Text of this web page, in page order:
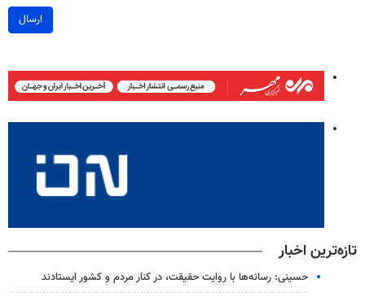
ارسال
تازه‌ترین اخبار
حسینی: رسانه‌ها با روایت حقیقت، در کنار مردم و کشور ایستادند